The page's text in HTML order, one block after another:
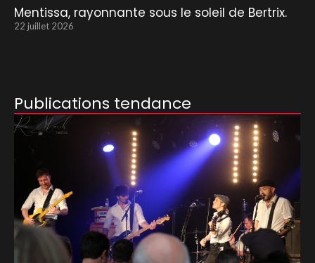
Mentissa, rayonnante sous le soleil de Bertrix.
22 juillet 2026
Publications tendance